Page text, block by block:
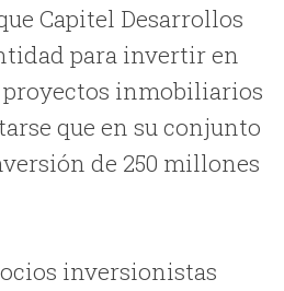
Capitel Desarrollos
para invertir en
proyectos inmobiliarios
que en su conjunto
de 250 millones
inversionistas